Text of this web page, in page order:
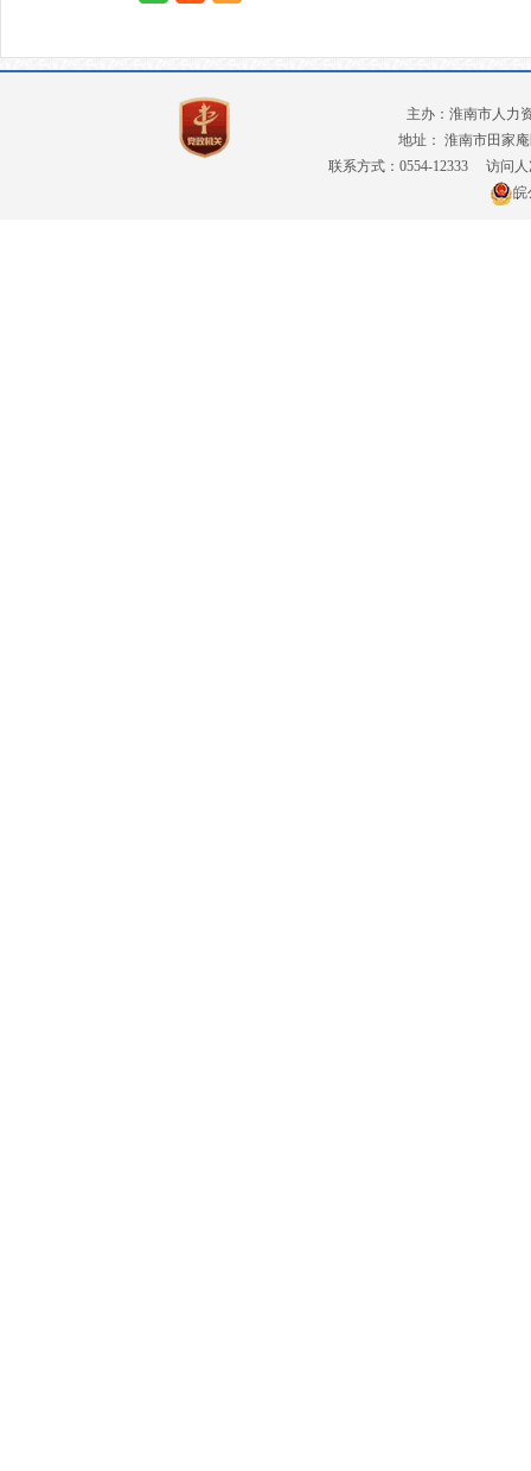
主办：淮南市人力
地址： 淮南市田家
联系方式：0554-12333
访问
皖